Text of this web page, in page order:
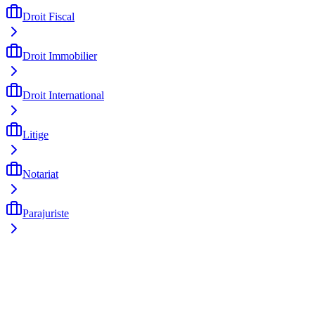
Droit Fiscal
Droit Immobilier
Droit International
Litige
Notariat
Parajuriste